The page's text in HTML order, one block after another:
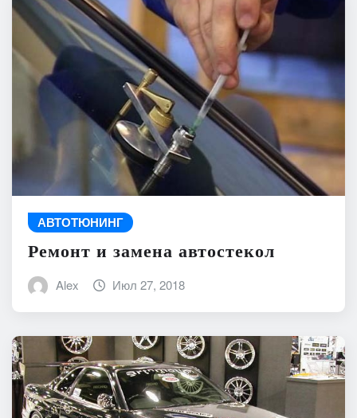
АВТОТЮНИНГ
Ремонт и замена автостекол
Alex Июл 27, 2018